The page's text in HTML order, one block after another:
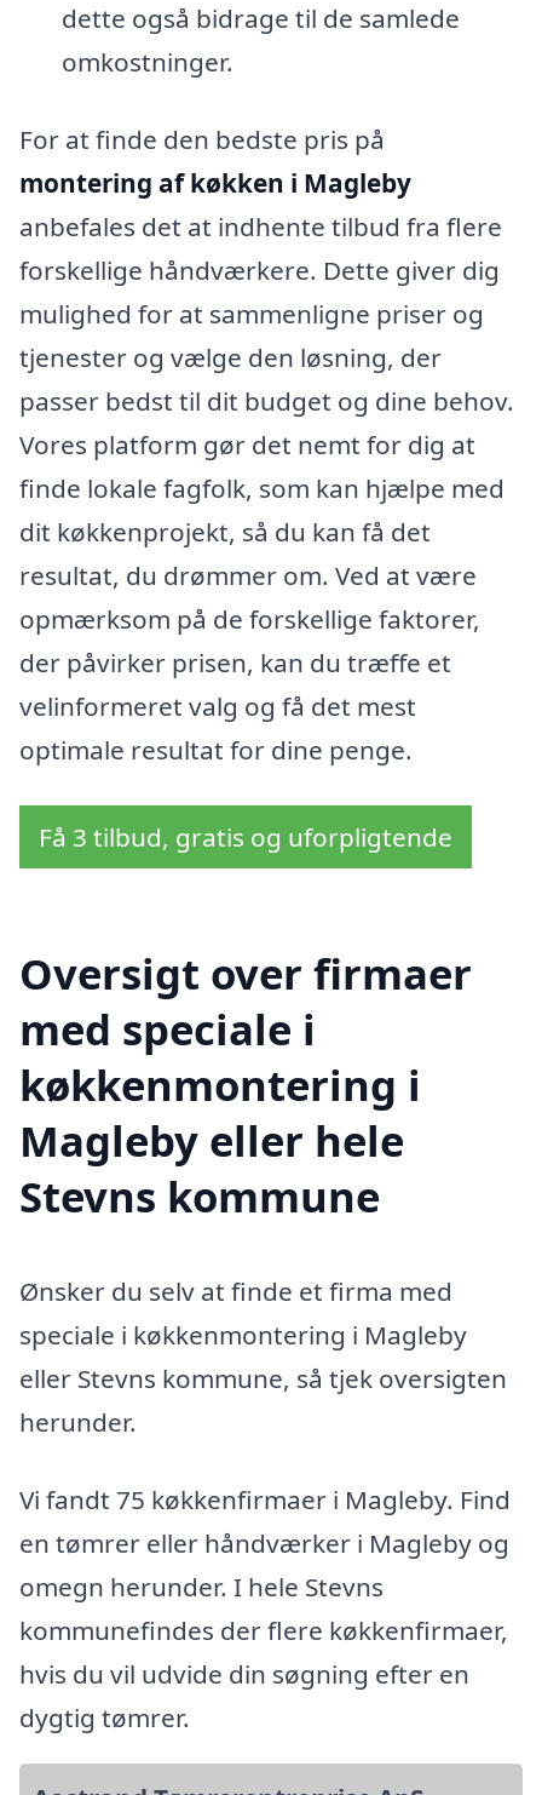
dette også bidrage til de samlede
omkostninger.
For at finde den bedste pris på
montering af køkken i Magleby
anbefales det at indhente tilbud fra flere
forskellige håndværkere. Dette giver dig
mulighed for at sammenligne priser og
tjenester og vælge den løsning, der
passer bedst til dit budget og dine behov.
Vores platform gør det nemt for dig at
finde lokale fagfolk, som kan hjælpe med
dit køkkenprojekt, så du kan få det
resultat, du drømmer om. Ved at være
opmærksom på de forskellige faktorer,
der påvirker prisen, kan du træffe et
velinformeret valg og få det mest
optimale resultat for dine penge.
Få 3 tilbud, gratis og uforpligtende
Oversigt over firmaer
med speciale i
køkkenmontering i
Magleby eller hele
Stevns kommune
Ønsker du selv at finde et firma med
speciale i køkkenmontering i Magleby
eller Stevns kommune, så tjek oversigten
herunder.
Vi fandt 75 køkkenfirmaer i Magleby. Find
en tømrer eller håndværker i Magleby og
omegn herunder. I hele Stevns
kommunefindes der flere køkkenfirmaer,
hvis du vil udvide din søgning efter en
dygtig tømrer.